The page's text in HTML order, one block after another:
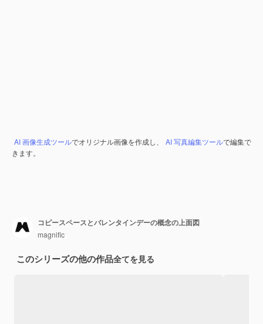
AI 画像生成ツールでオリジナル画像を作成し、 AI 写真編集ツールで編集で
きます。
コピースペースとバレンタインデーの概念の上面図
magnific
このシリーズの他の作品全てを見る